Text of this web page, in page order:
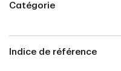
Catégorie
Indice de référence